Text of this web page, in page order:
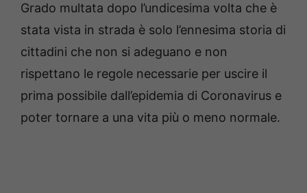
Grado multata dopo l’undicesima volta che è
stata vista in strada è solo l’ennesima storia di
cittadini che non si adeguano e non
rispettano le regole necessarie per uscire il
prima possibile dall’epidemia di Coronavirus e
poter tornare a una vita più o meno normale.